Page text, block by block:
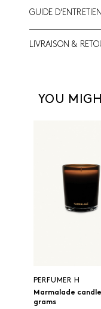
GUIDE D'ENTRETIEN
LIVRAISON &
YOU
PERFUMER H
Marmalade candle
grams